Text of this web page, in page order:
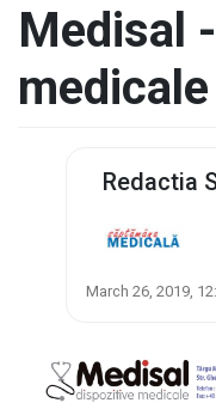
Medisal
medicale
Redactia
March 26, 2019,